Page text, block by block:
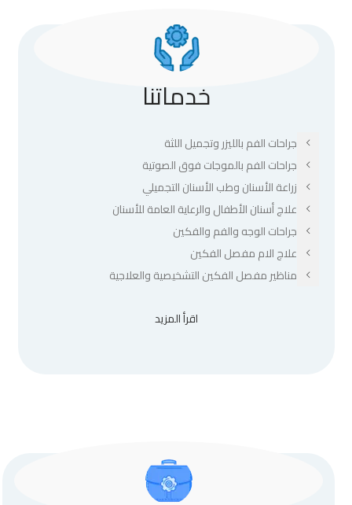
خدماتنا
جراحات الفم بالليزر وتجميل اللثة
جراحات الفم بالموجات فوق الصوتية
زراعة الأسنان وطب الأسنان التجميلي
علاج أسنان الأطفال والرعاية العامة للأسنان
جراحات الوجه والفم والفكين
علاج الام مفصل الفكين
مناظير مفصل الفكين التشخيصية والعلاجية
اقرأ المزيد